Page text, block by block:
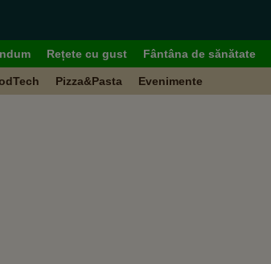
Rețete cu gust Fântâna de sănătate
Pizza&Pasta Evenimente